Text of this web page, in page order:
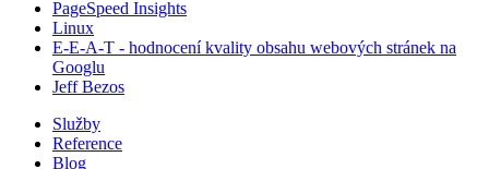
PageSpeed Insights
Linux
E-E-A-T - hodnocení kvality obsahu webových stránek na
Googlu
Jeff Bezos
Služby
Reference
Blog